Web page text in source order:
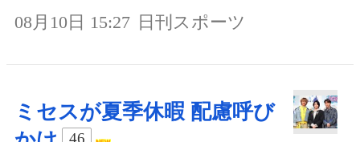
08月10日 15:27 日刊スポーツ
ミセスが夏季休暇 配慮呼び
46